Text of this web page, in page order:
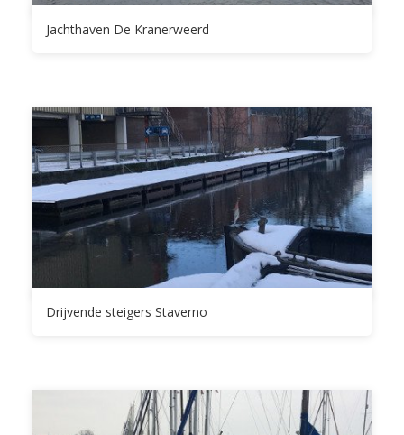
Jachthaven De Kranerweerd
Drijvende steigers Staverno